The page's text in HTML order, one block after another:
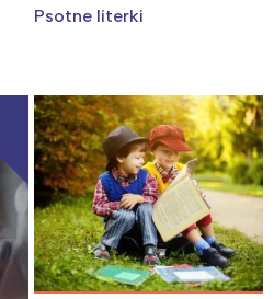
Psotne literki